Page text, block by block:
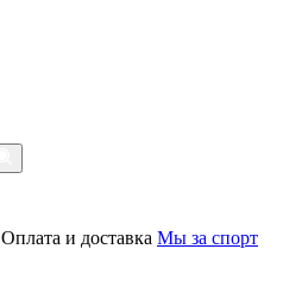
Оплата и доставка Мы за спорт